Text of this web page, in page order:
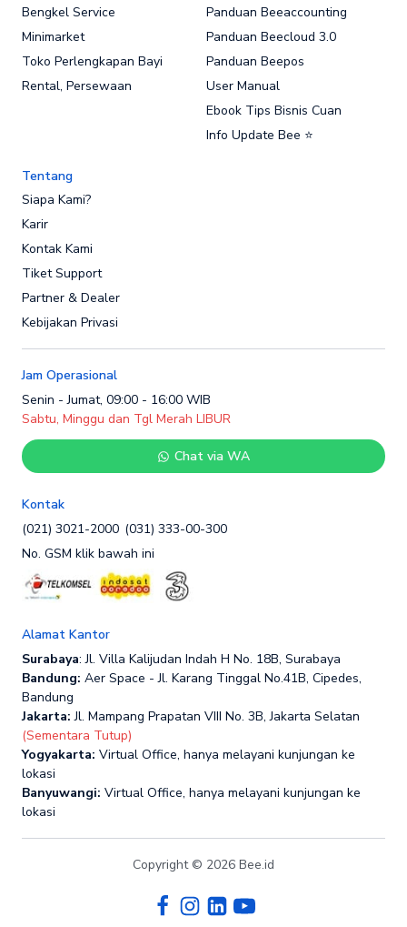
Bengkel Service
Minimarket
Toko Perlengkapan Bayi
Rental, Persewaan
Panduan Beeaccounting
Panduan Beecloud 3.0
Panduan Beepos
User Manual
Ebook Tips Bisnis Cuan
Info Update Bee ⭐
Tentang
Siapa Kami?
Karir
Kontak Kami
Tiket Support
Partner & Dealer
Kebijakan Privasi
Jam Operasional
Senin - Jumat, 09:00 - 16:00 WIB
Sabtu, Minggu dan Tgl Merah LIBUR
Chat via WA
Kontak
(021) 3021-2000 (031) 333-00-300
No. GSM klik bawah ini
Alamat Kantor
Surabaya: Jl. Villa Kalijudan Indah H No. 18B, Surabaya
Bandung: Aer Space - Jl. Karang Tinggal No.41B, Cipedes,
Bandung
Jakarta: Jl. Mampang Prapatan VIII No. 3B, Jakarta Selatan
(Sementara Tutup)
Yogyakarta: Virtual Office, hanya melayani kunjungan ke
lokasi
Banyuwangi: Virtual Office, hanya melayani kunjungan ke
lokasi
Copyright © 2026 Bee.id